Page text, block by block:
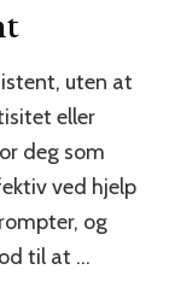
uten at
eller
deg som
ved hjelp
og
til at …